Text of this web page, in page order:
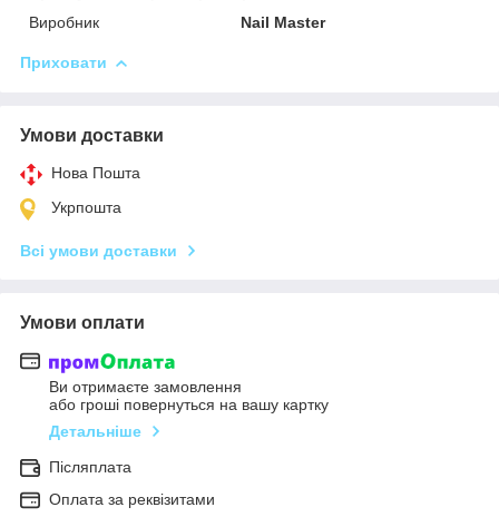
Виробник
Nail Master
Приховати
Умови доставки
Нова Пошта
Укрпошта
Всі умови доставки
Умови оплати
Ви отримаєте замовлення
або гроші повернуться на вашу картку
Детальніше
Післяплата
Оплата за реквізитами